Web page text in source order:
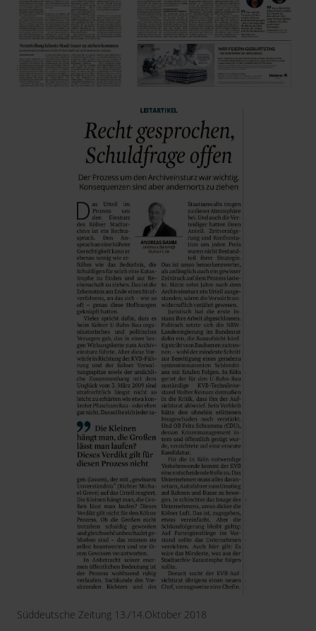
Süddeutsche Zeitung 13./14.Oktober 2018